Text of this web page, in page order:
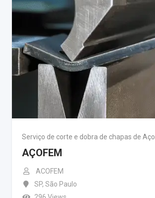
Serviço de corte e dobra de chapas de Aço
AÇOFEM
ACOFEM
SP, São Paulo